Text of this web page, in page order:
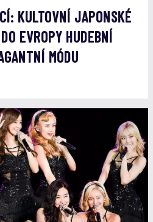
KULTOVNÍ JAPONSKÉ
EVROPY HUDEBNÍ
MÓDU